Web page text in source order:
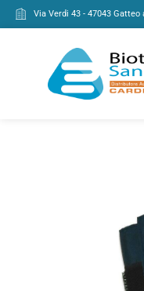
Via Verdi 43 - 47043 Gatteo